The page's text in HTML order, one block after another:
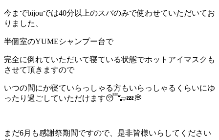
今までbijouでは40分以上のスパのみで使わせていただいてお
りました、
半個室のYUMEシャンプー台で
完全に倒れていただいて寝ている状態でホットアイマスクも
させて頂きますので
いつの間にか寝ていらっしゃる方もいらっしゃるくらいにゆ
ったり過ごしていただけます😴🐑💤💭
まだ6月も感謝祭期間ですので、是非皆様いらしてください